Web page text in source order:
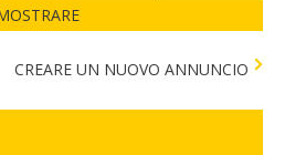
CREARE UN NUOVO ANNUNCIO